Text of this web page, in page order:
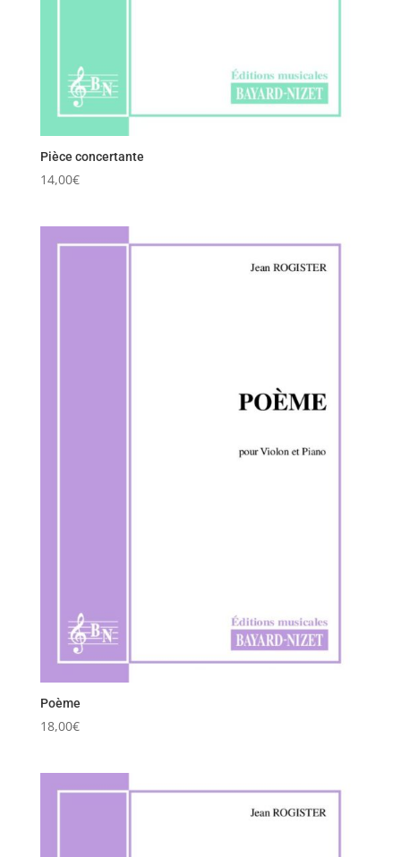
Pièce concertante
14,00€
Poème
18,00€